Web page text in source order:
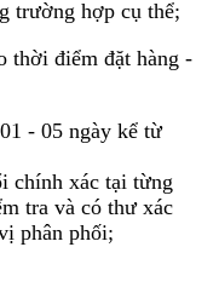
trường hợp cụ thể;
thời điểm đặt hàng -
- 05 ngày kể từ
chính xác tại từng
tra và có thư xác
phân phối;